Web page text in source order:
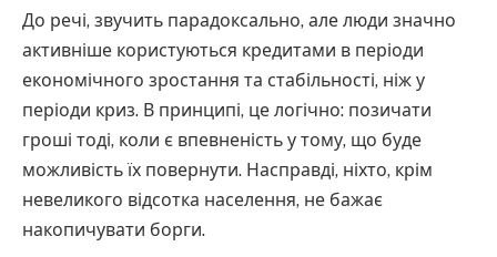
До речі, звучить парадоксально, але люди значно
активніше користуються кредитами в періоди
економічного зростання та стабільності, ніж у
періоди криз. В принципі, це логічно: позичати
гроші тоді, коли є впевненість у тому, що буде
можливість їх повернути. Насправді, ніхто, крім
невеликого відсотка населення, не бажає
накопичувати борги.